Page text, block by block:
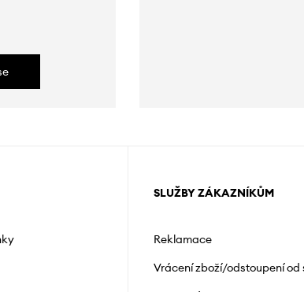
SLUŽBY ZÁKAZNÍKŮM
Reklamace
Vrácení zboží/odstoupení od